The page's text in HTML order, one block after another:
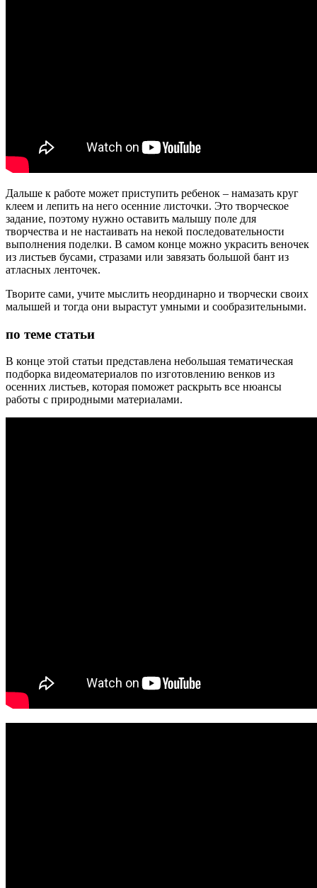
Дальше к работе может приступить ребенок – намазать круг
клеем и лепить на него осенние листочки. Это творческое
задание, поэтому нужно оставить малышу поле для
творчества и не настаивать на некой последовательности
выполнения поделки. В самом конце можно украсить веночек
из листьев бусами, стразами или завязать большой бант из
атласных ленточек.
Творите сами, учите мыслить неординарно и творчески своих
малышей и тогда они вырастут умными и сообразительными.
по теме статьи
В конце этой статьи представлена небольшая тематическая
подборка видеоматериалов по изготовлению венков из
осенних листьев, которая поможет раскрыть все нюансы
работы с природными материалами.